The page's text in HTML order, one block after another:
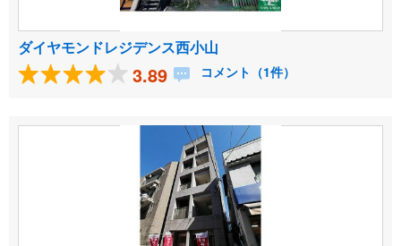
ダイヤモンドレジデンス西小山
3.89 コメント（1件）